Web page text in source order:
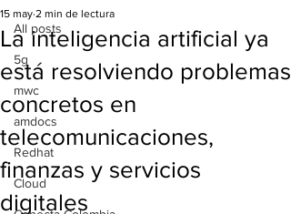
All posts
5g
mwc
amdocs
Redhat
Cloud
La inteligencia artificial ya
está resolviendo problemas
concretos en
telecomunicaciones,
finanzas y servicios
digitales
15 may 2 min de lectura